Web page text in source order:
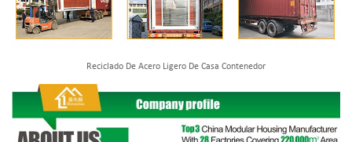
Reciclado De Acero Ligero De Casa Contenedor